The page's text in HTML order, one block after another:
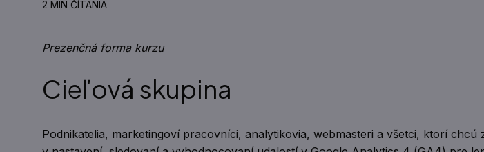
2 MIN ČÍTANIA
Prezenčná forma kurzu
Cieľová skupina
Podnikatelia, marketingoví pracovníci, analytikovia, webmasteri a všetci, ktorí chcú